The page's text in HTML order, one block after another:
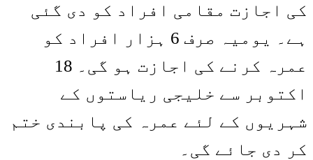
کی اجازت مقامی افراد کو دی گئی
ہے۔ یومیہ صرف 6 ہزار افراد کو
عمرہ کرنے کی اجازت ہو گی۔ 18
اکتوبر سے خلیجی ریاستوں کے
شہریوں کے لئے عمرہ کی پابندی ختم
کر دی جائے گی۔